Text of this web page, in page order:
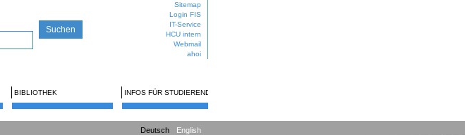
Sitemap
Login FIS
IT-Service
HCU intern
Webmail
ahoi
BIBLIOTHEK INFOS FÜR STUDIERENDE
Deutsch English